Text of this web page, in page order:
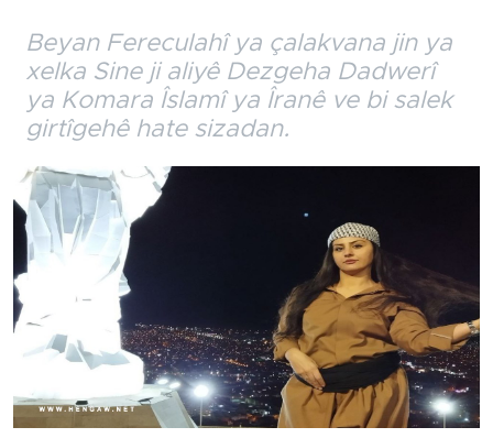
Beyan Fereculahî ya çalakvana jin ya
xelka Sine ji aliyê Dezgeha Dadwerî
ya Komara Îslamî ya Îranê ve bi salek
girtîgehê hate sizadan.